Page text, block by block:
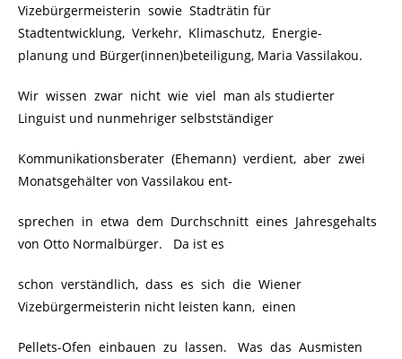
Vizebürgermeisterin sowie Stadträtin für
Stadtentwicklung, Verkehr, Klimaschutz, Energie-
planung und Bürger(innen)beteiligung, Maria Vassilakou.
Wir wissen zwar nicht wie viel man als studierter
Linguist und nunmehriger selbstständiger
Kommunikationsberater (Ehemann) verdient, aber zwei
Monatsgehälter von Vassilakou ent-
sprechen in etwa dem Durchschnitt eines Jahresgehalts
von Otto Normalbürger. Da ist es
schon verständlich, dass es sich die Wiener
Vizebürgermeisterin nicht leisten kann, einen
Pellets-Ofen einbauen zu lassen. Was das Ausmisten